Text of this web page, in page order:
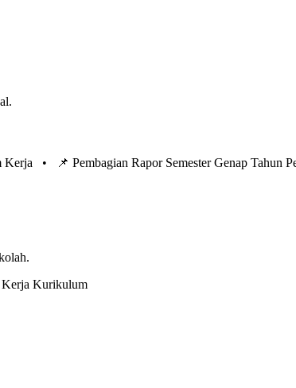
Kerja •
📌 Pembagian Rapor Semester Genap Tahun
Kurikulum